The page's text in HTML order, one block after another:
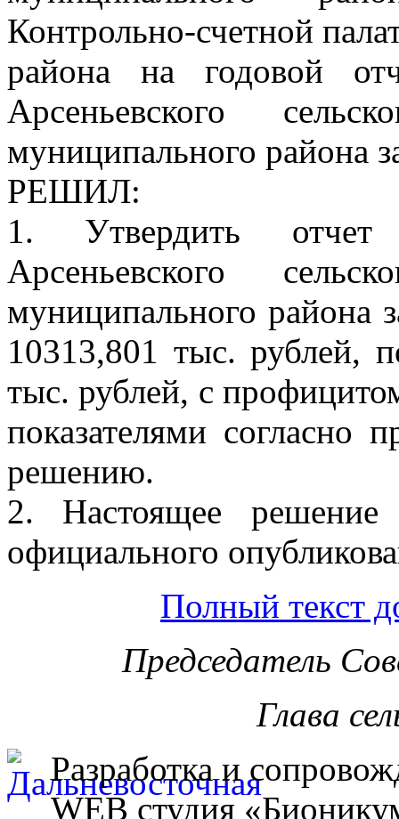
Контрольно-счетной
района на годовой
Арсеньевского
муниципального района
РЕШИЛ:
1. Утвердить
Арсеньевского
муниципального района
10313,801 тыс. рублей,
тыс. рублей, с
показателями согласно
решению.
2. Настоящее
официального
Полный текст
Председатель
Глава
Разработка и
WEB студия